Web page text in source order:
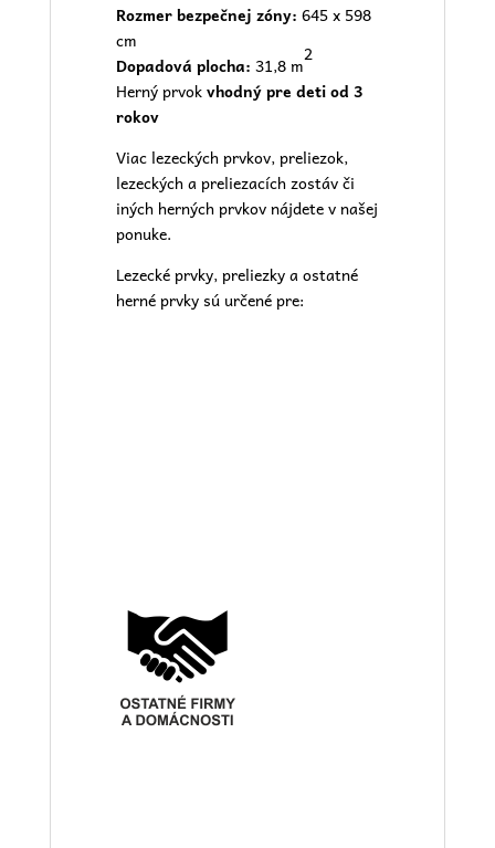
Rozmer bezpečnej zóny: 645 x 598
cm
Dopadová plocha: 31,8 m
2
Herný prvokvhodný pre deti od 3
rokov
Viac lezeckých prvkov, preliezok,
lezeckých a preliezacích zostáv či
iných herných prvkov nájdete v našej
ponuke.
Lezecké prvky, preliezky a ostatné
herné prvky sú určené pre: